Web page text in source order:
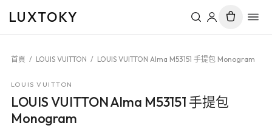
LUXTOKY
首頁 / LOUIS VUITTON / LOUIS VUITTON Alma M53151 手提包 Monogram
LOUIS VUITTON
LOUIS VUITTON Alma M53151 手提包
Monogram